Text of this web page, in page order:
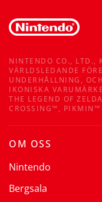
NINTENDO CO., LTD.,
VÄRLDSLEDANDE
UNDERHÅLLNING,
IKONISKA
THE LEGEND OF
CROSSING™, PIKMIN™
OM OSS
Nintendo
Bergsala